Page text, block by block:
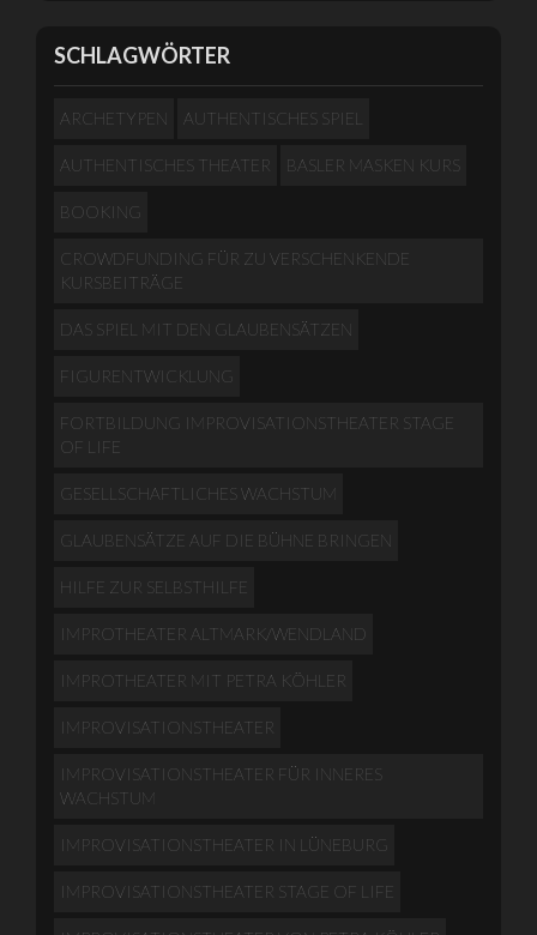
SCHLAGWÖRTER
ARCHETYPEN AUTHENTISCHES SPIEL
AUTHENTISCHES THEATER BASLER MASKEN KURS
BOOKING
CROWDFUNDING FÜR ZU VERSCHENKENDE
KURSBEITRÄGE
DAS SPIEL MIT DEN GLAUBENSÄTZEN
FIGURENTWICKLUNG
FORTBILDUNG IMPROVISATIONSTHEATER STAGE
OF LIFE
GESELLSCHAFTLICHES WACHSTUM
GLAUBENSÄTZE AUF DIE BÜHNE BRINGEN
HILFE ZUR SELBSTHILFE
IMPROTHEATER ALTMARK/WENDLAND
IMPROTHEATER MIT PETRA KÖHLER
IMPROVISATIONSTHEATER
IMPROVISATIONSTHEATER FÜR INNERES
WACHSTUM
IMPROVISATIONSTHEATER IN LÜNEBURG
IMPROVISATIONSTHEATER STAGE OF LIFE